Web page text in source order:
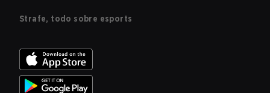
Strafe, todo sobre esports